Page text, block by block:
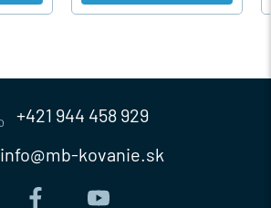
+421 944 458 929
info@mb-kovanie.sk